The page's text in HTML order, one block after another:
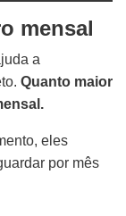
mensal
a
Quanto maior
eles
por mês